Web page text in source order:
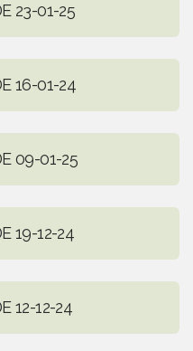
23-01-25
16-01-24
09-01-25
19-12-24
12-12-24